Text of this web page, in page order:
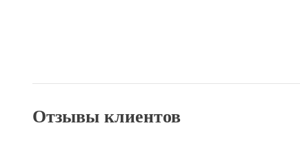
Отзывы клиентов